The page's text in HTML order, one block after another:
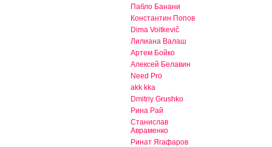
Пабло Банани
Константин Попов
Dima Voitkevič
Лилиана Валаш
Артем Бойко
Алексей Белавин
Need Pro
akk kka
Dmitriy Grushko
Рина Рай
Станислав
Авраменко
Ринат Ягафаров